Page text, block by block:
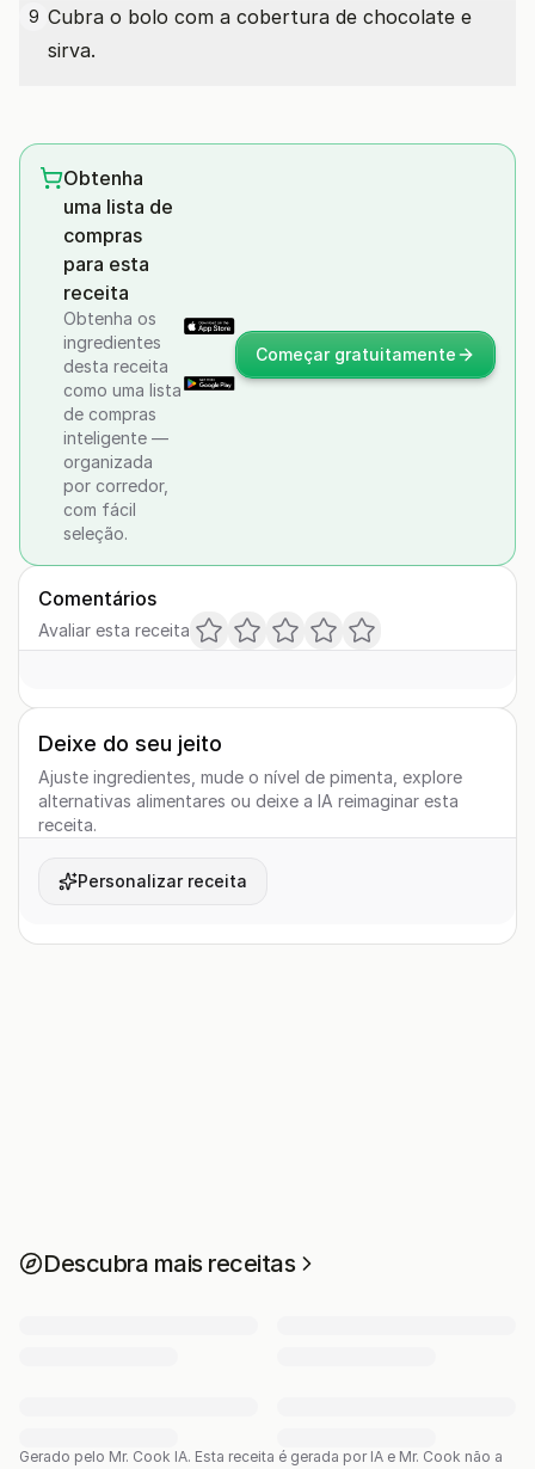
9 Cubra o bolo com a cobertura de chocolate e
sirva.
Obtenha
uma lista de
compras
para esta
receita
Obtenha os
ingredientes
desta receita
como uma lista
de compras
inteligente —
organizada
por corredor,
com fácil
seleção.
Começar gratuitamente
Comentários
Avaliar esta receita
Deixe do seu jeito
Ajuste ingredientes, mude o nível de pimenta, explore
alternativas alimentares ou deixe a IA reimaginar esta
receita.
Personalizar receita
Descubra mais receitas
Gerado pelo Mr. Cook IA. Esta receita é gerada por IA e Mr. Cook não a